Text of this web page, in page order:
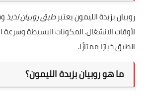
روبيان بزبدة الليمون يعتبرطبق روبيان لذيذ
لأوقات الانشغال. المكونات البسيطة
الطبق خيارًا ممتازًا.
ما هو روبيان بزبدة الليمون؟